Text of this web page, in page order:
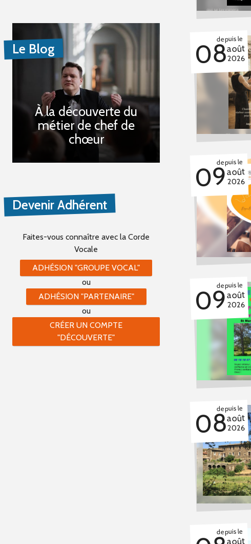
depuis le
08août
2026
depuis le
09août
2026
depuis le
09août
2026
depuis le
08août
2026
depuis le
août
Le Blog
À la découverte du
métier de chef de
chœur
Devenir Adhérent
Faites-vous connaître avec la Corde
Vocale
ADHÉSION "GROUPE VOCAL"
ou
ADHÉSION "PARTENAIRE"
ou
CRÉER UN COMPTE
"DÉCOUVERTE"